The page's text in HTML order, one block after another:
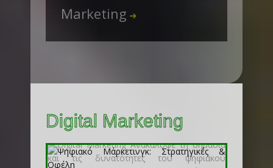
Marketing ➜
Digital Marketing